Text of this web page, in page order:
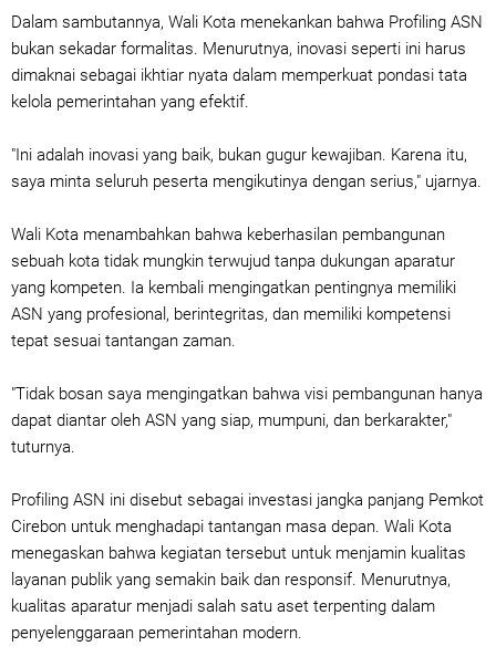
Dalam sambutannya, Wali Kota menekankan bahwa Profiling ASN
bukan sekadar formalitas. Menurutnya, inovasi seperti ini harus
dimaknai sebagai ikhtiar nyata dalam memperkuat pondasi tata
kelola pemerintahan yang efektif.
"Ini adalah inovasi yang baik, bukan gugur kewajiban. Karena itu,
saya minta seluruh peserta mengikutinya dengan serius," ujarnya.
Wali Kota menambahkan bahwa keberhasilan pembangunan
sebuah kota tidak mungkin terwujud tanpa dukungan aparatur
yang kompeten. Ia kembali mengingatkan pentingnya memiliki
ASN yang profesional, berintegritas, dan memiliki kompetensi
tepat sesuai tantangan zaman.
"Tidak bosan saya mengingatkan bahwa visi pembangunan hanya
dapat diantar oleh ASN yang siap, mumpuni, dan berkarakter,"
tuturnya.
Profiling ASN ini disebut sebagai investasi jangka panjang Pemkot
Cirebon untuk menghadapi tantangan masa depan. Wali Kota
menegaskan bahwa kegiatan tersebut untuk menjamin kualitas
layanan publik yang semakin baik dan responsif. Menurutnya,
kualitas aparatur menjadi salah satu aset terpenting dalam
penyelenggaraan pemerintahan modern.